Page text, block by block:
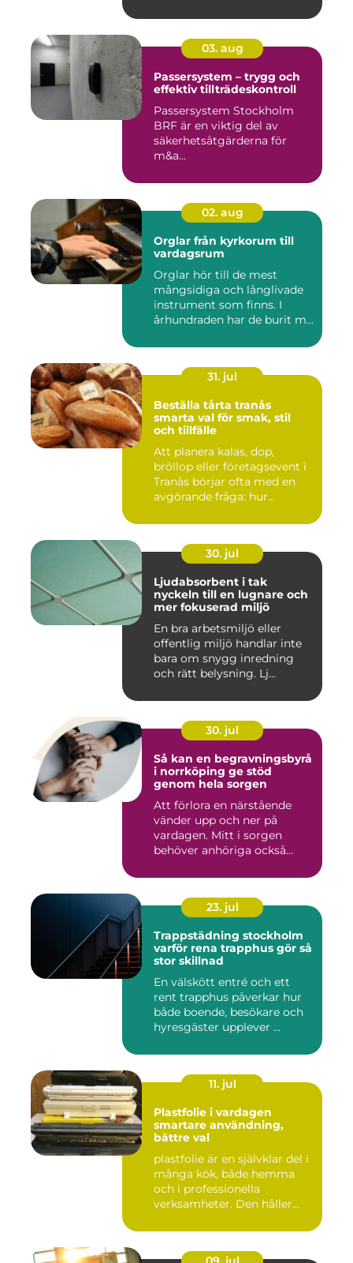
03. aug
Passersystem – trygg och
effektiv tillträdeskontroll
Passersystem Stockholm
BRF är en viktig del av
säkerhetsåtgärderna för
m&a...
02. aug
Orglar från kyrkorum till
vardagsrum
Orglar hör till de mest
mångsidiga och långlivade
instrument som finns. I
århundraden har de burit m...
31. jul
Beställa tårta tranås
smarta val för smak, stil
och tillfälle
Att planera kalas, dop,
bröllop eller företagsevent i
Tranås börjar ofta med en
avgörande fråga: hur...
30. jul
Ljudabsorbent i tak
nyckeln till en lugnare och
mer fokuserad miljö
En bra arbetsmiljö eller
offentlig miljö handlar inte
bara om snygg inredning
och rätt belysning. Lj...
30. jul
Så kan en begravningsbyrå
i norrköping ge stöd
genom hela sorgen
Att förlora en närstående
vänder upp och ner på
vardagen. Mitt i sorgen
behöver anhöriga också
23. jul
Trappstädning stockholm
varför rena trapphus gör så
stor skillnad
En välskött entré och ett
rent trapphus påverkar hur
både boende, besökare och
hyresgäster upplever ...
11. jul
Plastfolie i vardagen
smartare användning,
bättre val
plastfolie är en självklar del i
många kök, både hemma
och i professionella
verksamheter. Den håller...